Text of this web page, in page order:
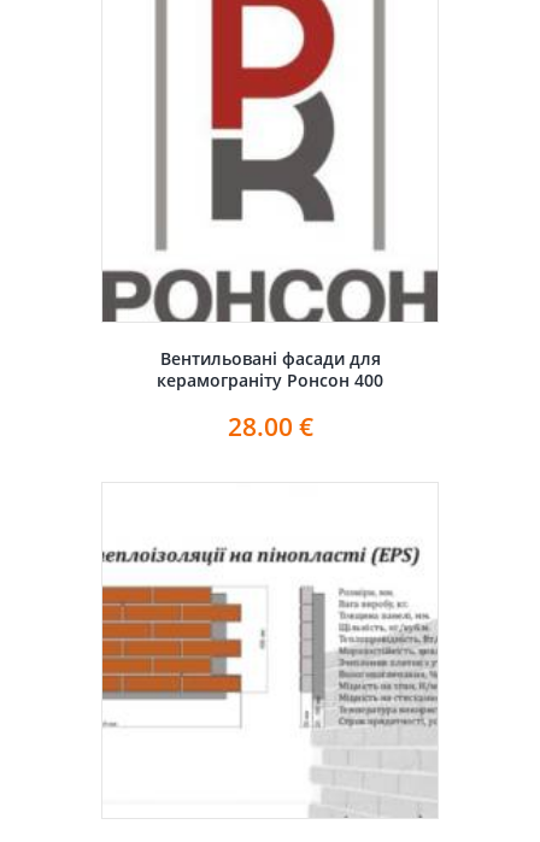
Вентильовані фасади для
керамограніту Ронсон 400
28.00 €